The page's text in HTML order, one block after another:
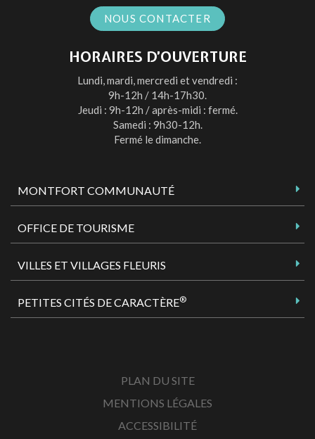
NOUS CONTACTER
HORAIRES D’OUVERTURE
Lundi, mardi, mercredi et vendredi :
9h-12h / 14h-17h30.
Jeudi : 9h-12h / après-midi : fermé.
Samedi : 9h30-12h.
Fermé le dimanche.
MONTFORT COMMUNAUTÉ
OFFICE DE TOURISME
VILLES ET VILLAGES FLEURIS
PETITES CITÉS DE CARACTÈRE®
PLAN DU SITE
MENTIONS LÉGALES
ACCESSIBILITÉ